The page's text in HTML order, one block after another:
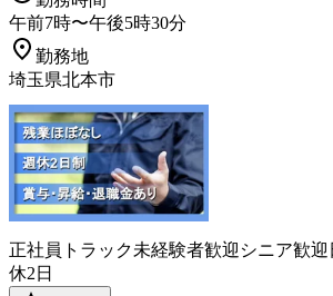
午前7時〜午後5時30分
勤務地
埼玉県北本市
正社員 トラック未経験者歓迎 シニア歓迎
休2日